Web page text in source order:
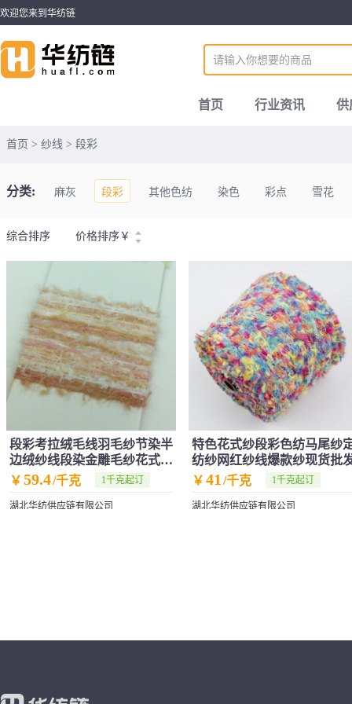
欢迎您来到华纺链
首页 行业资讯 供
首页 > 纱线 > 段彩
分类: 麻灰 段彩 其他色纺 染色 彩点 雪花
综合排序 价格排序 ￥
段彩考拉绒毛线羽毛纱节染半
边绒纱线段染金雕毛纱花式纱
特色线
￥ 59.4/千克 1千克起订
湖北华纺供应链有限公司
特色花式纱段彩色纺马尾纱
纺纱网红纱线爆款纱现货批
￥ 41 /千克 1千克起订
湖北华纺供应链有限公司